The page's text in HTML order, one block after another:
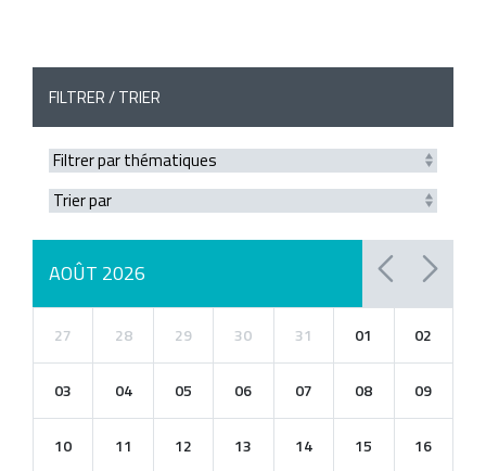
FILTRER / TRIER
AOÛT 2026
27 28 29 30 31 01 02
03 04 05 06 07 08 09
10 11 12 13 14 15 16